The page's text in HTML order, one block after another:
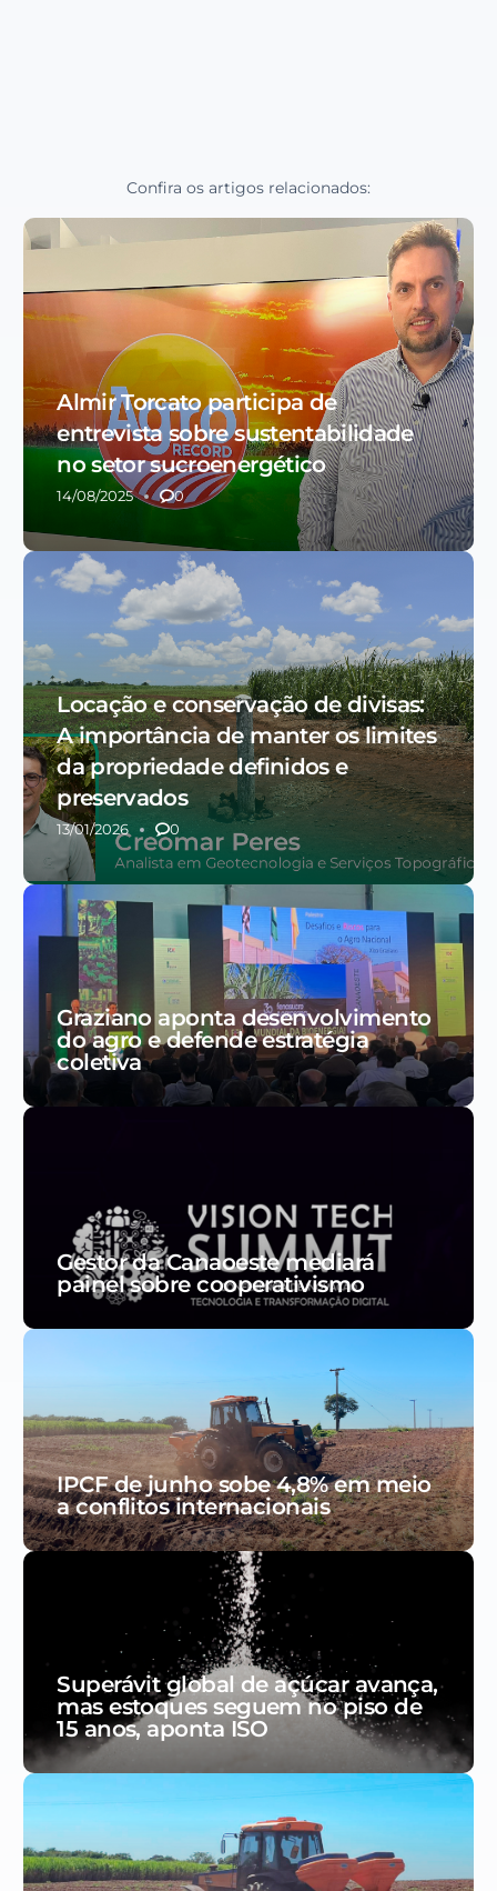
Confira os artigos relacionados:
Almir Torcato participa de
entrevista sobre sustentabilidade
no setor sucroenergético
14/08/2025 0
Locação e conservação de divisas:
A importância de manter os limites
da propriedade definidos e
preservados
13/01/2026 0
Graziano aponta desenvolvimento
do agro e defende estratégia
coletiva
Gestor da Canaoeste mediará
painel sobre cooperativismo
IPCF de junho sobe 4,8% em meio
a conflitos internacionais
Superávit global de açúcar avança,
mas estoques seguem no piso de
15 anos, aponta ISO